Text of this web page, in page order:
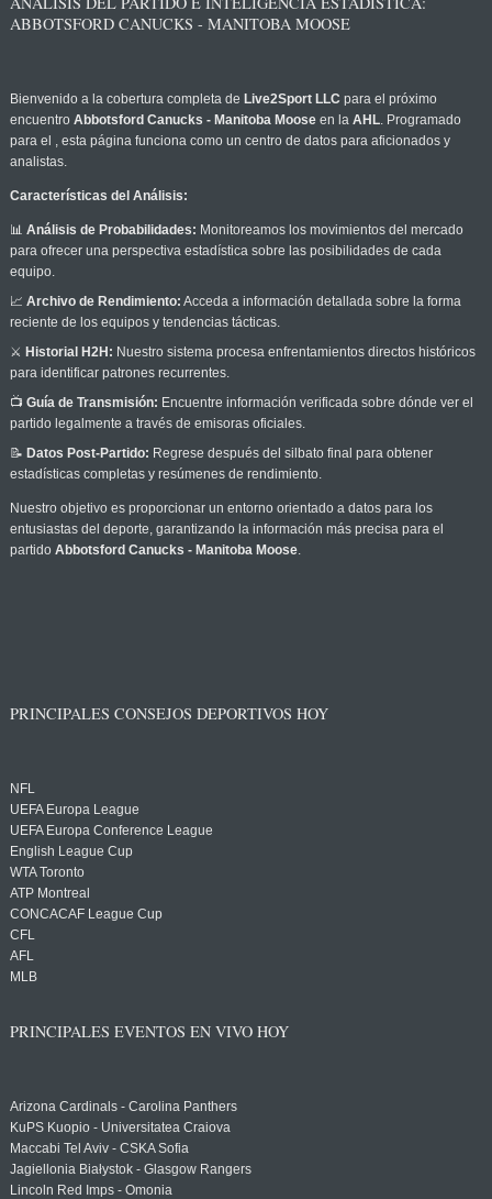
ABBOTSFORD CANUCKS - MANITOBA MOOSE
Bienvenido a la cobertura completa de Live2Sport LLC para el próximo
encuentro Abbotsford Canucks - Manitoba Mooseen la AHL. Programado
para el , esta página funciona como un centro de datos para aficionados y
analistas.
Características del Análisis:
📊 Análisis de Probabilidades: Monitoreamos los movimientos del mercado
para ofrecer una perspectiva estadística sobre las posibilidades de cada
equipo.
📈 Archivo de Rendimiento: Acceda a información detallada sobre la forma
reciente de los equipos y tendencias tácticas.
⚔️ Historial H2H: Nuestro sistema procesa enfrentamientos directos históricos
para identificar patrones recurrentes.
📺 Guía de Transmisión: Encuentre información verificada sobre dónde ver el
partido legalmente a través de emisoras oficiales.
📝 Datos Post-Partido: Regrese después del silbato final para obtener
estadísticas completas y resúmenes de rendimiento.
Nuestro objetivo es proporcionar un entorno orientado a datos para los
entusiastas del deporte, garantizando la información más precisa para el
partido Abbotsford Canucks - Manitoba Moose.
PRINCIPALES CONSEJOS DEPORTIVOS HOY
NFL
UEFA Europa League
UEFA Europa Conference League
English League Cup
WTA Toronto
ATP Montreal
CONCACAF League Cup
CFL
AFL
MLB
PRINCIPALES EVENTOS EN VIVO HOY
Arizona Cardinals - Carolina Panthers
KuPS Kuopio - Universitatea Craiova
Maccabi Tel Aviv - CSKA Sofia
Jagiellonia Białystok - Glasgow Rangers
Lincoln Red Imps - Omonia